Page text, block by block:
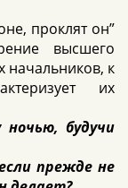
проклят он”
высшего
начальников, к
их
будучи
прежде не